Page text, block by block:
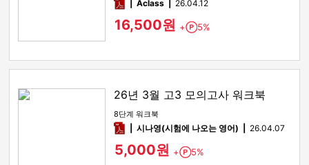
pdfAclass 26.04.12
16,500원 + Point
5%
26년 3월 고3 모의고사 워크북
8단계 워크북
pdf시나영(시험에 나오는 영어) 26.04.07
5,000원 + Point
5%